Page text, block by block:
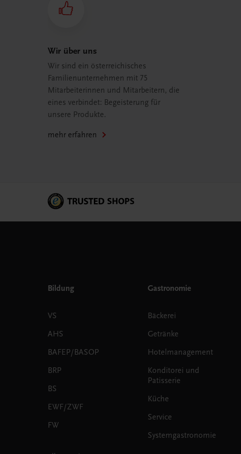
Wir über uns
Wir sind ein österreichisches
Familienunternehmen mit 75
Mitarbeiterinnen und Mitarbeitern, die
eines verbindet: Begeisterung für
unsere Produkte.
mehr erfahren
Bildung
VS
AHS
BAFEP/BASOP
BRP
BS
EWF/ZWF
FW
Gastronomie
Bäckerei
Getränke
Hotelmanagement
Konditorei und
Patisserie
Küche
Service
Systemgastronomie